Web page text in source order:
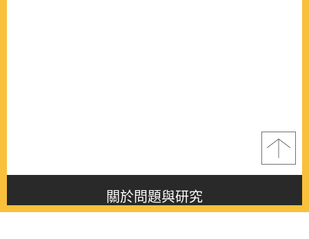
關於問題與研究
About this journal